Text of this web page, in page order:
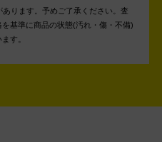
ります。予めご了承ください。 査
基準に商品の状態(汚れ・傷・不備)
す。